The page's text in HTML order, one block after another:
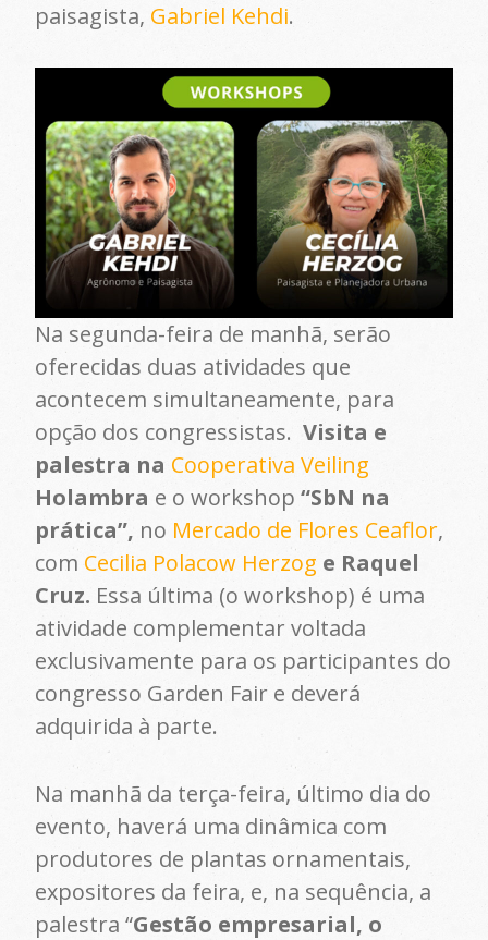
paisagista, Gabriel Kehdi.
Na segunda-feira de manhã, serão
oferecidas duas atividades que
acontecem simultaneamente, para
opção dos congressistas.Visita e
palestra na Cooperativa Veiling
Holambra e o workshop “SbN na
prática”, no Mercado de Flores Ceaflor,
com Cecilia Polacow Herzog e Raquel
Cruz. Essa última (o workshop) é uma
atividade complementar voltada
exclusivamente para os participantes do
congresso Garden Fair e deverá
adquirida à parte.
Na manhã da terça-feira, último dia do
evento, haverá uma dinâmica com
produtores de plantas ornamentais,
expositores da feira, e, na sequência, a
palestra “Gestão empresarial, o